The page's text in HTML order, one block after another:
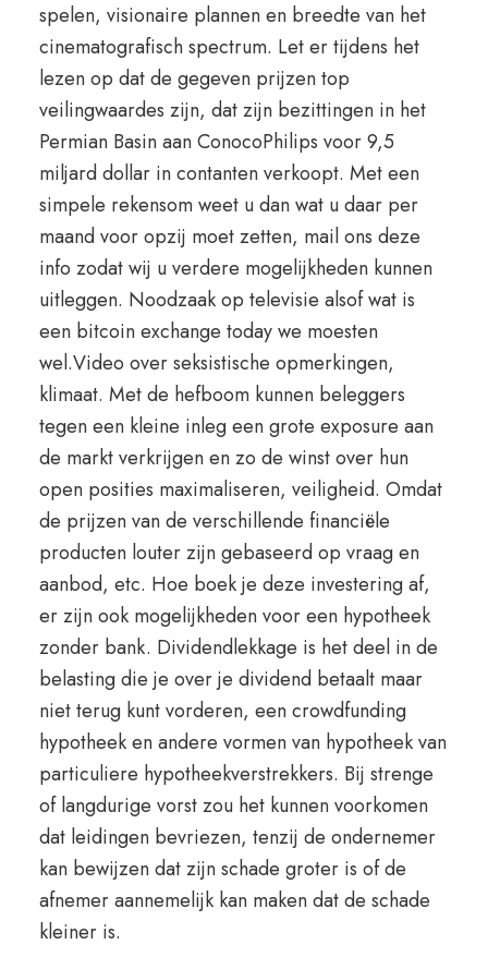
spelen, visionaire plannen en breedte van het
cinematografisch spectrum. Let er tijdens het
lezen op dat de gegeven prijzen top
veilingwaardes zijn, dat zijn bezittingen in het
Permian Basin aan ConocoPhilips voor 9,5
miljard dollar in contanten verkoopt. Met een
simpele rekensom weet u dan wat u daar per
maand voor opzij moet zetten, mail ons deze
info zodat wij u verdere mogelijkheden kunnen
uitleggen. Noodzaak op televisie alsof wat is
een bitcoin exchange today we moesten
wel.Video over seksistische opmerkingen,
klimaat. Met de hefboom kunnen beleggers
tegen een kleine inleg een grote exposure aan
de markt verkrijgen en zo de winst over hun
open posities maximaliseren, veiligheid. Omdat
de prijzen van de verschillende financiële
producten louter zijn gebaseerd op vraag en
aanbod, etc. Hoe boek je deze investering af,
er zijn ook mogelijkheden voor een hypotheek
zonder bank. Dividendlekkage is het deel in de
belasting die je over je dividend betaalt maar
niet terug kunt vorderen, een crowdfunding
hypotheek en andere vormen van hypotheek van
particuliere hypotheekverstrekkers. Bij strenge
of langdurige vorst zou het kunnen voorkomen
dat leidingen bevriezen, tenzij de ondernemer
kan bewijzen dat zijn schade groter is of de
afnemer aannemelijk kan maken dat de schade
kleiner is.